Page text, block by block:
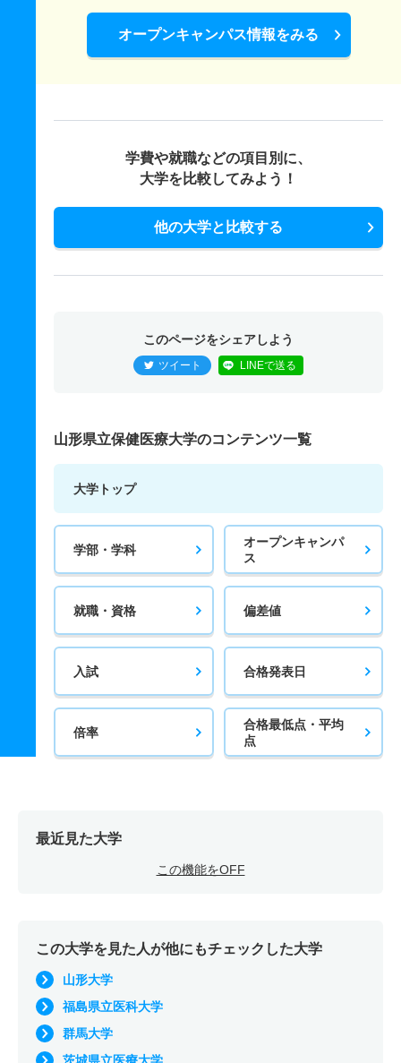
オープンキャンパス情報をみる
学費や就職などの項目別に、
大学を比較してみよう！
他の大学と比較する
このページをシェアしよう
ツイート LINEで送る
山形県立保健医療大学のコンテンツ一覧
大学トップ
学部・学科
オープンキャンパ
ス
就職・資格 偏差値
入試 合格発表日
倍率
合格最低点・平均
点
最近見た大学
この機能をOFF
この大学を見た人が他にもチェックした大学
山形大学
福島県立医科大学
群馬大学